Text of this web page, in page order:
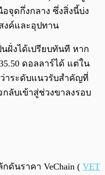
จุดกึ่งกลาง ซึ่งสิ่งนี้บ่ง
งค์และอุปทาน
ฝั่งได้เปรียบทันที หาก
ดอลลาร์ได้ แต่ใน
าระดับแนวรับสำคัญที่
ลับเข้าสู่ช่วงขาลงรอบ
นราคา VeChain ( VET